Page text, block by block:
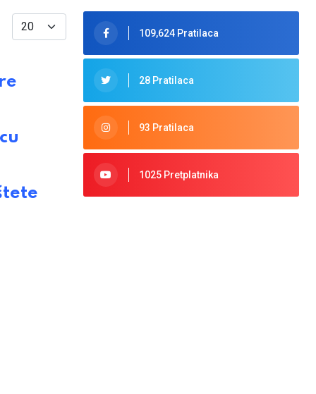
Display #
109,624 Pratilaca
28 Pratilaca
93 Pratilaca
1025 Pretplatnika